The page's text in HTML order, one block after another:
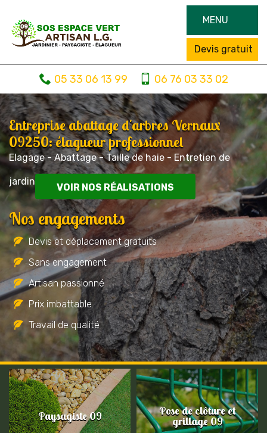
MENU
Devis gratuit
05 33 06 13 99 06 76 03 33 02
Entreprise abattage d'arbres Vernaux
09250: élagueur professionnel
Elagage - Abattage - Taille de haie - Entretien de
jardin
VOIR NOS RÉALISATIONS
Nos engagements
Devis et déplacement gratuits
Sans engagement
Artisan passionné
Prix imbattable
Travail de qualité
Paysagiste 09 Pose de clôture et
grillage 09